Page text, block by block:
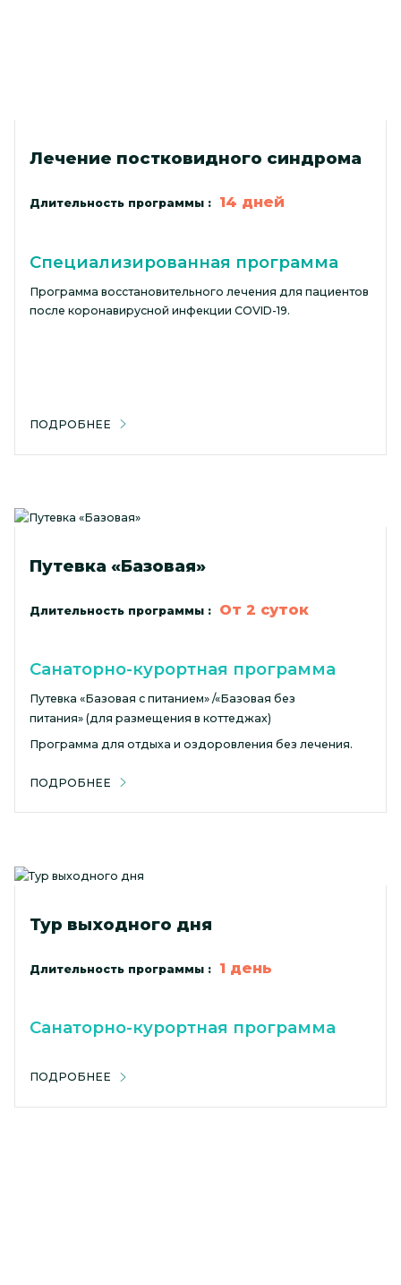
Лечение постковидного синдрома
Длительность программы : 14 дней
Специализированная программа
Программа восстановительного лечения для пациентов
после коронавирусной инфекции COVID-19.
ПОДРОБНЕЕ
Путевка «Базовая»
Длительность программы : От 2 суток
Санаторно-курортная программа
Путевка «Базовая с питанием» /«Базовая без
питания» (для размещения в коттеджах)
Программа для отдыха и оздоровления без лечения.
ПОДРОБНЕЕ
Тур выходного дня
Длительность программы : 1 день
Санаторно-курортная программа
ПОДРОБНЕЕ